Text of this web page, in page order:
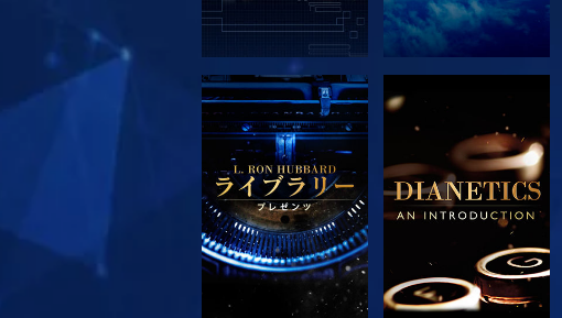
シリーズを探求 シリーズを探求